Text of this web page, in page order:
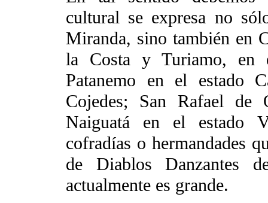
cultural se expresa no
Miranda, sino también en
la Costa y Turiamo, en
Patanemo en el estado
Cojedes; San Rafael
Naiguatá en el estado
cofradías o hermandades
de Diablos Danzantes
actualmente es grande.